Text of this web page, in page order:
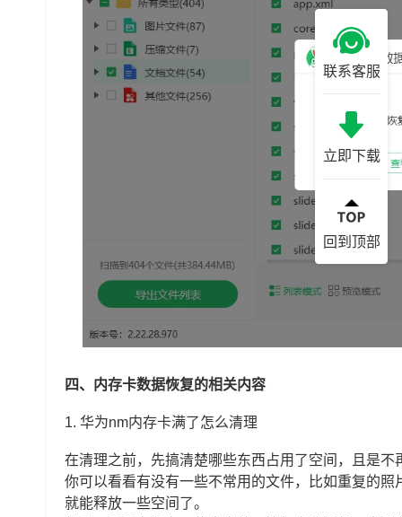
四、内存卡数据恢复的相关内容
1. 华为nm内存卡满了怎么清理
在清理之前，先搞清楚哪些东西占用了空间，且是不
你可以看看有没有一些不常用的文件，比如重复的
就能释放一些空间了。
联系客服
立即下载
回到顶部